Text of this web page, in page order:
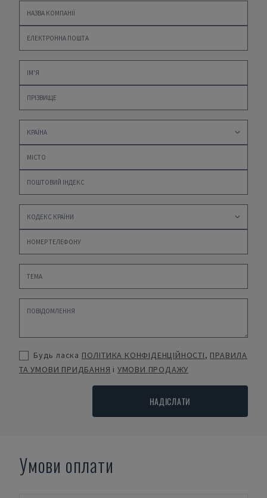
Будь ласка ПОЛІТИКА КОНФІДЕНЦІЙНОСТІ, ПРАВИЛА
ТА УМОВИ ПРИДБАННЯ і УМОВИ ПРОДАЖУ
НАДІСЛАТИ
Умови оплати